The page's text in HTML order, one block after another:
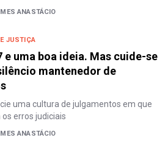
ANASTÁCIO
JUSTIÇA
e uma boa ideia. Mas cuide-se
mantenedor de
uma cultura de julgamentos em que
erros judiciais
ANASTÁCIO